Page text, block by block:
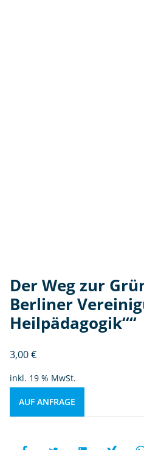
Der Weg zur
Berliner
Heilpädagogik““
3,00€
inkl. 19 % MwSt.
AUF ANFRAGE